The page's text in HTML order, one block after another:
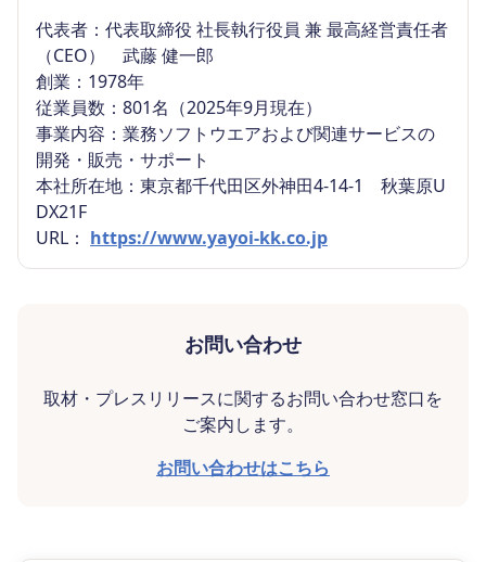
代表者：代表取締役 社長執行役員 兼 最高経営責任者
（CEO） 武藤 健一郎
創業：1978年
従業員数：801名（2025年9月現在）
事業内容：業務ソフトウエアおよび関連サービスの
開発・販売・サポート
本社所在地：東京都千代田区外神田4-14-1 秋葉原U
DX21F
URL： https://www.yayoi-kk.co.jp
お問い合わせ
取材・プレスリリースに関するお問い合わせ窓口を
ご案内します。
お問い合わせはこちら